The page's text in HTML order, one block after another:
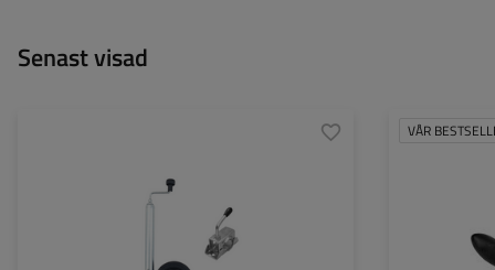
Senast visad
standard
med klämfäste
VÅR